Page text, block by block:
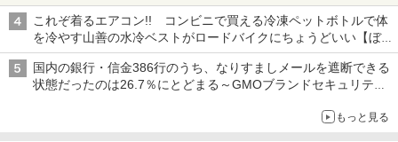
これぞ着るエアコン!! コンビニで買える冷凍ペットボトルで体
を冷やす山善の水冷ベストがロードバイクにちょうどいい【ぼっ
ち・ざ・ろーど！その14】【空いた時間でなにしてる？】
国内の銀行・信金386行のうち、なりすましメールを遮断できる
状態だったのは26.7％にとどまる～GMOブランドセキュリティ
もっと見る